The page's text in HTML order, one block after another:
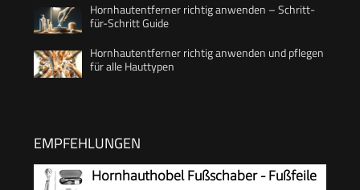
Hornhautentferner richtig anwenden – Schritt-
für-Schritt Guide
Hornhautentferner richtig anwenden und pflegen
für alle Hauttypen
EMPFEHLUNGEN
Hornhauthobel Fußschaber - Fußfeile